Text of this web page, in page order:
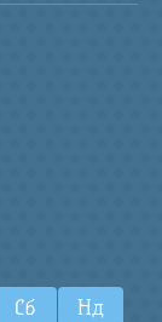
Сб Нд